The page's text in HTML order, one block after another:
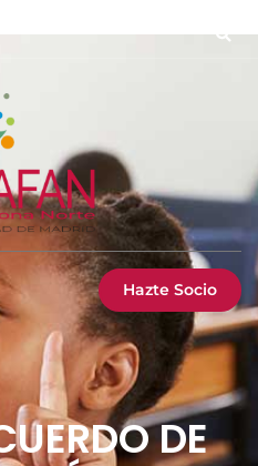
Hazte Socio
DE